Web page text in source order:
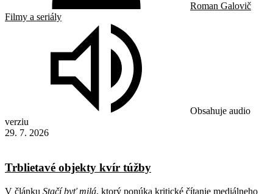
Roman Galovič
Filmy a seriály
Obsahuje audio
verziu
29. 7. 2026
Trblietavé objekty kvír túžby
V článku Stačí byť milá, ktorý ponúka kritické čítanie mediálneho